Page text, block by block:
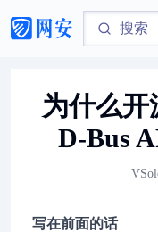
为什么开
D-Bus
写在前面的话